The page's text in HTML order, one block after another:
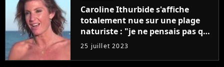
Caroline Ithurbide s'affiche
totalement nue sur une plage
naturiste : "je ne pensais pas que
j'arriverais à le faire..."
25 juillet 2023